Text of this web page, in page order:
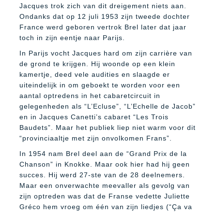
Jacques trok zich van dit dreigement niets aan.
Ondanks dat op 12 juli 1953 zijn tweede dochter
France werd geboren vertrok Brel later dat jaar
toch in zijn eentje naar Parijs.
In Parijs vocht Jacques hard om zijn carrière van
de grond te krijgen. Hij woonde op een klein
kamertje, deed vele audities en slaagde er
uiteindelijk in om geboekt te worden voor een
aantal optredens in het cabaretcircuit in
gelegenheden als “L’Ecluse”, “L’Echelle de Jacob”
en in Jacques Canetti’s cabaret “Les Trois
Baudets”. Maar het publiek liep niet warm voor dit
“provinciaaltje met zijn onvolkomen Frans”.
In 1954 nam Brel deel aan de “Grand Prix de la
Chanson” in Knokke. Maar ook hier had hij geen
succes. Hij werd 27-ste van de 28 deelnemers.
Maar een onverwachte meevaller als gevolg van
zijn optreden was dat de Franse vedette Juliette
Gréco hem vroeg om één van zijn liedjes (“Ça va